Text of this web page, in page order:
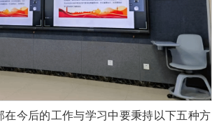
在今后的工作与学习中要秉持以下五种方